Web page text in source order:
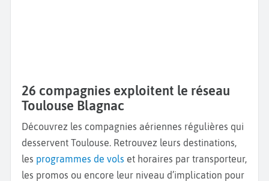
26 compagnies exploitent le réseau
Toulouse Blagnac
Découvrez les compagnies aériennes régulières qui
desservent Toulouse. Retrouvez leurs destinations,
les programmes de vols et horaires par transporteur,
les promos ou encore leur niveau d’implication pour